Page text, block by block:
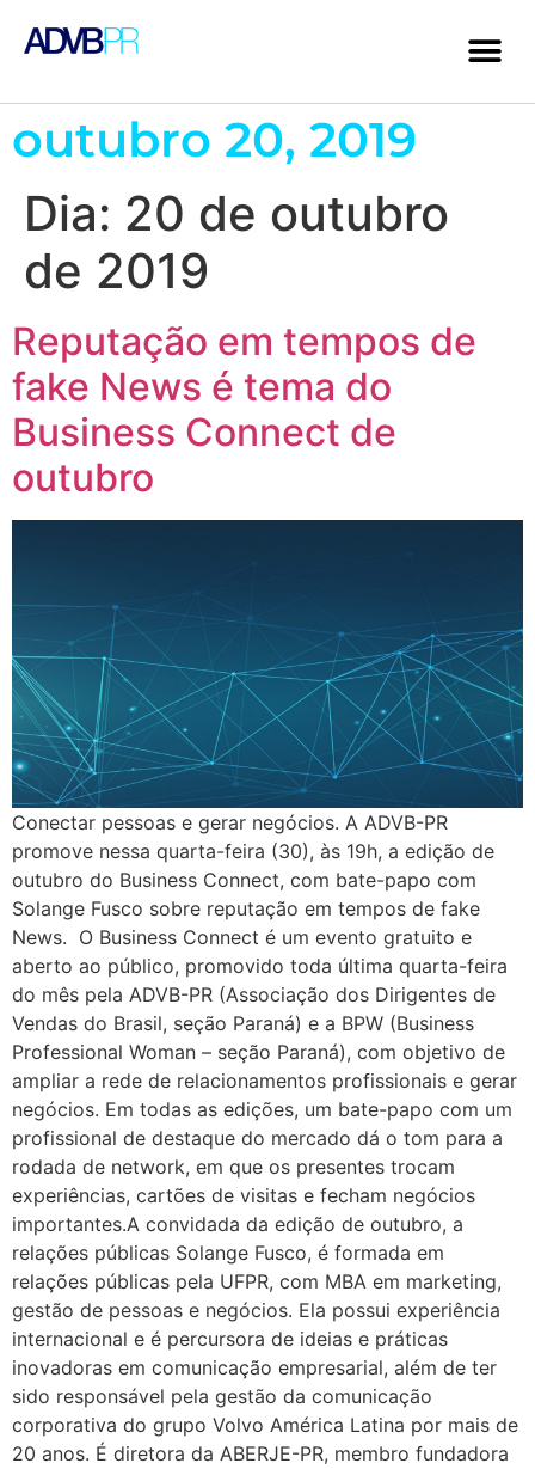
outubro 20, 2019
Dia: 20 de outubro
de 2019
Reputação em tempos de
fake News é tema do
Business Connect de
outubro
Conectar pessoas e gerar negócios. A ADVB-PR
promove nessa quarta-feira (30), às 19h, a edição de
outubro do Business Connect, com bate-papo com
Solange Fusco sobre reputação em tempos de fake
News. O Business Connect é um evento gratuito e
aberto ao público, promovido toda última quarta-feira
do mês pela ADVB-PR (Associação dos Dirigentes de
Vendas do Brasil, seção Paraná) e a BPW (Business
Professional Woman – seção Paraná), com objetivo de
ampliar a rede de relacionamentos profissionais e gerar
negócios. Em todas as edições, um bate-papo com um
profissional de destaque do mercado dá o tom para a
rodada de network, em que os presentes trocam
experiências, cartões de visitas e fecham negócios
importantes.A convidada da edição de outubro, a
relações públicas Solange Fusco, é formada em
relações públicas pela UFPR, com MBA em marketing,
gestão de pessoas e negócios. Ela possui experiência
internacional e é percursora de ideias e práticas
inovadoras em comunicação empresarial, além de ter
sido responsável pela gestão da comunicação
corporativa do grupo Volvo América Latina por mais de
20 anos. É diretora da ABERJE-PR, membro fundadora